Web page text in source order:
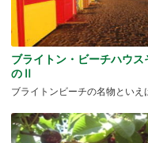
ブライトン・ビーチハウス
のⅡ
ブライトンビーチの名物といえ